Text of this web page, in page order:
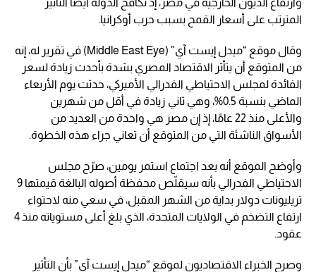
وارتفاع الديون الخارجية في مصر، إذ تكافح الدولة أيضًا التأثير
المترتب على أسعار القمح بسبب حرب أوكرانيا.
وقال موقع “ميدل إيست آي” (Middle East Eye) في تقرير له، إنه
من المتوقع أن يتأثر الاقتصاد المصري بشدة بأحدث زيادة لسعر
الفائدة لمجلس الاحتياطي الفدرالي الأميركي، حدثت يوم الأربعاء
الماضي بنسبة 0.5%، وهي ثاني زيادة في أقل من شهرين
والأعلى منذ 22 عامًا، إذ إن مصر هي واحدة من العديد من
الأسواق الناشئة التي من المتوقع أن تعاني جراء هذه الخطوة.
وأوضح الموقع أنه بعد اجتماع استمر يومين، صرّح مجلس
الاحتياطي الفدرالي بأنه سيقلّص محفظة أصوله البالغة قيمتها 9
تريليونات دولار بداية من الشهر المقبل، في سعي منه لاحتواء
ارتفاع التضخم في الولايات المتحدة، الذي بلغ أعلى مستوياته منذ 4
عقود.
وصرح الخبراء الاقتصاديون لموقع “ميدل إيست آي” بأن التأثير